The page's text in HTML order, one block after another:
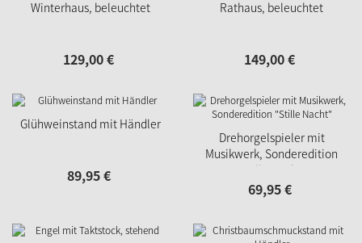
Winterhaus, beleuchtet
129,00€
Rathaus, beleuchtet
149,00€
Glühweinstand mit Händler
89,95€
Drehorgelspieler mit
Musikwerk, Sonderedition
"Stille Nacht"
69,95€